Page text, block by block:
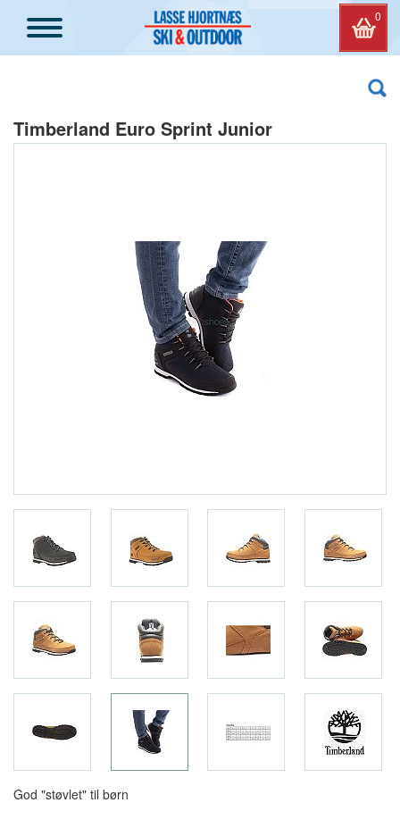
0
Timberland Euro Sprint Junior
God "støvlet" til børn